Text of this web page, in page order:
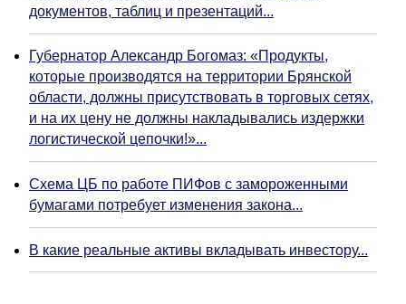
документов, таблиц и презентаций...
Губернатор Александр Богомаз: «Продукты,
которые производятся на территории Брянской
области, должны присутствовать в торговых сетях,
и на их цену не должны накладывались издержки
логистической цепочки!»...
Схема ЦБ по работе ПИФов с замороженными
бумагами потребует изменения закона...
В какие реальные активы вкладывать инвестору...